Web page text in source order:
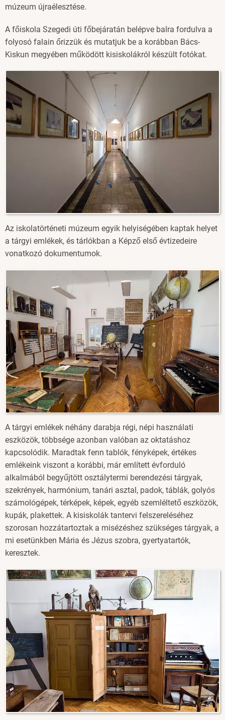
múzeum újraélesztése.
A főiskola Szegedi úti főbejáratán belépve balra fordulva a
folyosó falain őrizzük és mutatjuk be a korábban Bács-
Kiskun megyében működött kisiskolákról készült fotókat.
Image
Az iskolatörténeti múzeum egyik helyiségében kaptak helyet
a tárgyi emlékek, és tárlókban a Képző első évtizedeire
vonatkozó dokumentumok.
A tárgyi emlékek néhány darabja régi, népi használati
eszközök, többsége azonban valóban az oktatáshoz
kapcsolódik. Maradtak fenn tablók, fényképek, értékes
emlékeink viszont a korábbi, már említett évforduló
alkalmából begyűjtött osztálytermi berendezési tárgyak,
szekrények, harmónium, tanári asztal, padok, táblák, golyós
számológépek, térképek, képek, egyéb szemléltető eszközök,
kupák, plakettek. A kisiskolák tantervi felszereléséhez
szorosan hozzátartoztak a misézéshez szükséges tárgyak, a
mi esetünkben Mária és Jézus szobra, gyertyatartók,
keresztek.
Image